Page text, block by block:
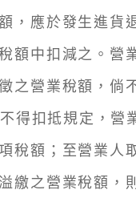
，應於發生進貨
額中扣減之。營
之營業稅額，倘
得扣抵規定，營
稅額；至營業人
繳之營業稅額，